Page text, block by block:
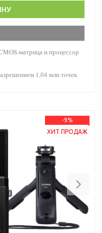
матрица и процессор
1,04 млн точек
-9%
ХИТ ПРОДАЖ